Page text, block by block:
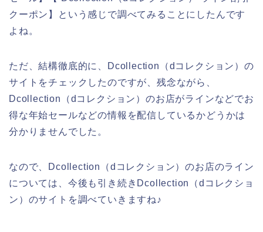
クーポン】という感じで調べてみることにしたんです
よね。
ただ、結構徹底的に、Dcollection（dコレクション）の
サイトをチェックしたのですが、残念ながら、
Dcollection（dコレクション）のお店がラインなどでお
得な年始セールなどの情報を配信しているかどうかは
分かりませんでした。
なので、Dcollection（dコレクション）のお店のライン
については、今後も引き続きDcollection（dコレクショ
ン）のサイトを調べていきますね♪